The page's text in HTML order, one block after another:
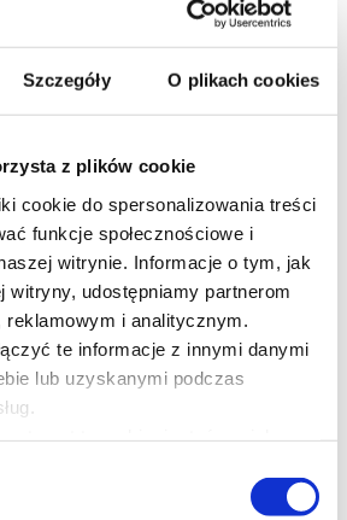
Szczegóły O plikach cookies
z plików cookie
cookie do spersonalizowania treści
funkcje społecznościowe i
witrynie. Informacje o tym, jak
witryny, udostępniamy partnerom
reklamowym i analitycznym.
te informacje z innymi danymi
lub uzyskanymi podczas
w ramach
zł
SZCZEGÓŁY
online